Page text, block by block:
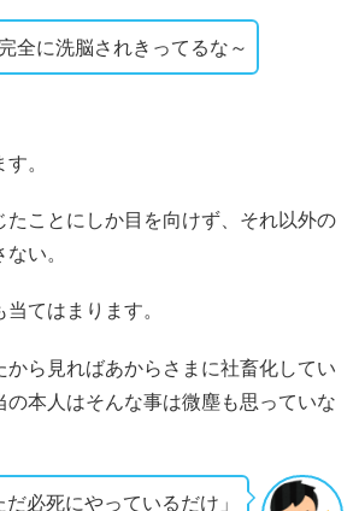
全に洗脳されきってるな～
。
たことにしか目を向けず、それ以外の
い。
てはまります。
ら見ればあからさまに社畜化してい
の本人はそんな事は微塵も思っていな
だ必死にやっているだけ」